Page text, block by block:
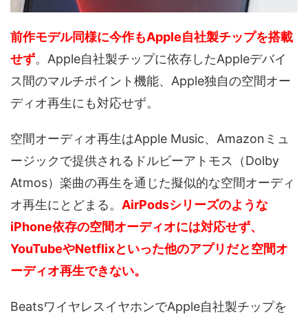
前作モデル同様に今作もApple自社製チップを搭載
せず。Apple自社製チップに依存したAppleデバイ
ス間のマルチポイント機能、Apple独自の空間オー
ディオ再生にも対応せず。
空間オーディオ再生はApple Music、Amazonミュ
ージックで提供されるドルビーアトモス（Dolby
Atmos）楽曲の再生を通じた擬似的な空間オーディ
オ再生にとどまる。 AirPodsシリーズのような
iPhone依存の空間オーディオには対応せず、
YouTubeやNetflixといった他のアプリだと空間オ
ーディオ再生できない。
BeatsワイヤレスイヤホンでApple自社製チップを